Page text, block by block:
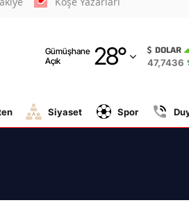
Gümüşhane
Açık
28°
Amasya
Antalya
DOLAR
47,7436
Siyaset Spor